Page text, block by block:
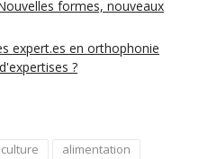
formes, nouveaux
expert.es en orthophonie
?
alimentation